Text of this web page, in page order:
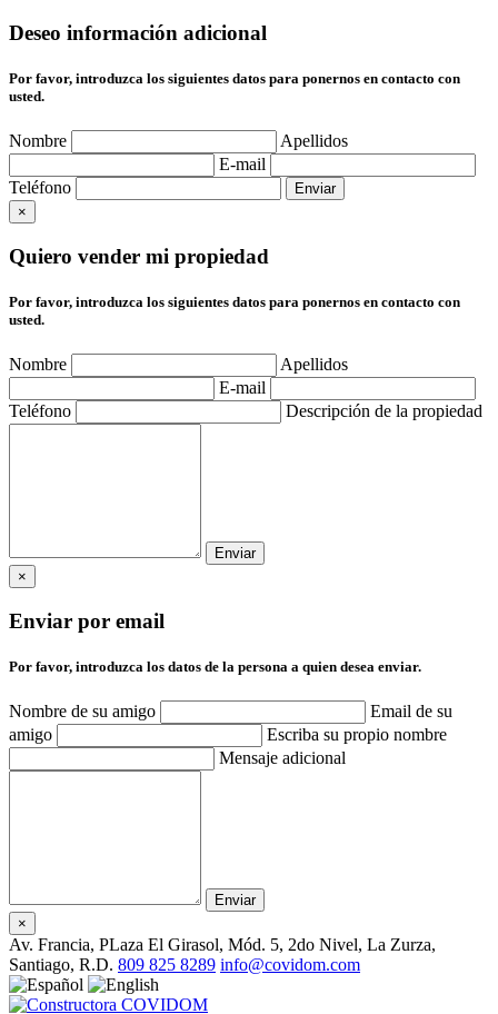
Deseo información adicional
Por favor, introduzca los siguientes datos para ponernos en contacto con
usted.
Nombre
Apellidos
E-mail
Teléfono
×
Quiero vender mi propiedad
Por favor, introduzca los siguientes datos para ponernos en contacto con
usted.
Nombre
Apellidos
E-mail
Teléfono
Descripción de la propiedad
×
Enviar por email
Por favor, introduzca los datos de la persona a quien desea enviar.
Nombre de su amigo
Email de su
amigo
Escriba su propio nombre
Mensaje adicional
×
Av. Francia, PLaza El Girasol, Mód. 5, 2do Nivel, La Zurza,
Santiago, R.D. 809 825 8289 info@covidom.com